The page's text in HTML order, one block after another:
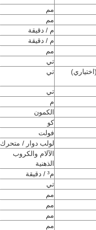
مم
مم
م / دقيقة
م / دقيقة
مم
تي
تي
تي
م
الكمون
كو
فولت
لولب دوار / متحرك
الآلام والكروب
الذهنية
م³ / دقيقة
تي
مم
مم
مم
مم